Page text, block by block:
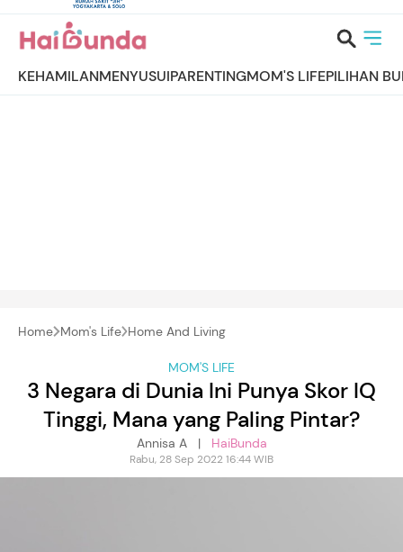
KEHAMILANMENYUSUIPARENTINGMOM'S LIFEPILIHAN
Home Mom's Life Home And Living
MOM'S LIFE
3 Negara di Dunia Ini Punya Skor IQ
Tinggi, Mana yang Paling Pintar?
Annisa A | HaiBunda
Rabu, 28 Sep 2022 16:44 WIB